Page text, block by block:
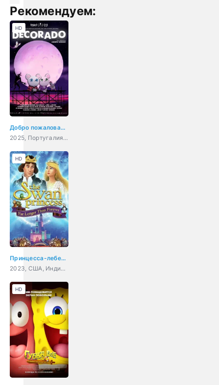
Рекомендуем:
Добро пожаловать в Декорадо
2025, Португалия, Испания, мультфильм, ужасы, фэнтези, комедия
HD
Принцесса-лебедь: Дольше, чем вечность
2023, США, Индия, Корея Южная, мультфильм, семейный
HD
HD